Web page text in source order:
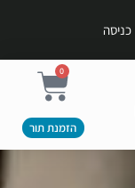
כניסה
0
עגלת
קניות
הזמנת תור